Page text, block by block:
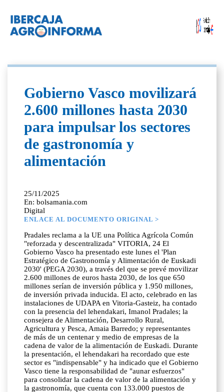
Gobierno Vasco movilizará
2.600 millones hasta 2030
para impulsar los sectores
de gastronomía y
alimentación
25/11/2025
En: bolsamania.com
Digital
ENLACE AL DOCUMENTO ORIGINAL >
Pradales reclama a la UE una Política Agrícola Común
"reforzada y descentralizada" VITORIA, 24 El
Gobierno Vasco ha presentado este lunes el 'Plan
Estratégico de Gastronomía y Alimentación de Euskadi
2030' (PEGA 2030), a través del que se prevé movilizar
2.600 millones de euros hasta 2030, de los que 650
millones serían de inversión pública y 1.950 millones,
de inversión privada inducida. El acto, celebrado en las
instalaciones de UDAPA en Vitoria-Gasteiz, ha contado
con la presencia del lehendakari, Imanol Pradales; la
consejera de Alimentación, Desarrollo Rural,
Agricultura y Pesca, Amaia Barredo; y representantes
de más de un centenar y medio de empresas de la
cadena de valor de la alimentación de Euskadi. Durante
la presentación, el lehendakari ha recordado que este
sector es "indispensable" y ha indicado que el Gobierno
Vasco tiene la responsabilidad de "aunar esfuerzos"
para consolidar la cadena de valor de la alimentación y
la gastronomía, que cuenta con 133.000 puestos de